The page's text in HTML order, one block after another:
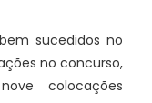
sucedidos no
no concurso,
colocações